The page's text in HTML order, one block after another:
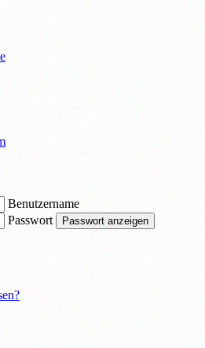
Benutzername
Passwort
Passwort anzeigen